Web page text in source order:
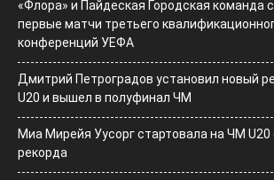
«Флора» и Пайдеская Городская команда
первые матчи третьего
конференций УЕФА
Дмитрий Петроградов установил новый
U20 и вышел в полуфинал ЧМ
Миа Мирейя Уусорг стартовала на ЧМ U20
рекорда